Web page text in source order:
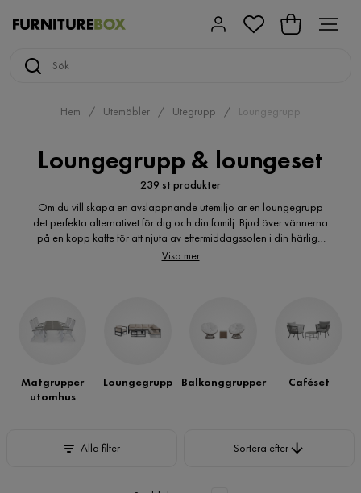
Hem Utemöbler Utegrupp Loungegrupp
Loungegrupp & loungeset
239 st produkter
Om du vill skapa en avslappnande utemiljö är en loungegrupp
det perfekta alternativet för dig och din familj. Bjud över vännerna
på en kopp kaffe för att njuta av eftermiddagssolen i din härliga
loungegrupp. Hos Furniturebox hittar du högkvalitativa loungeset
Visa mer
Matgrupper
utomhus
Loungegrupp Balkonggrupper Caféset
Alla filter Sortera efter